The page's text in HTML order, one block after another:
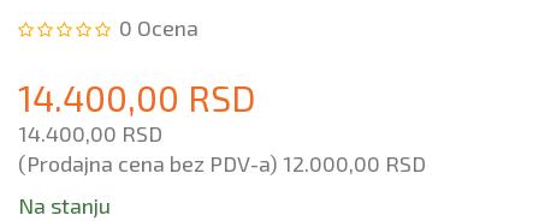
0 Ocena
14.400,00 RSD
14.400,00 RSD
(Prodajna cena bez PDV-a) 12.000,00 RSD
Na stanju